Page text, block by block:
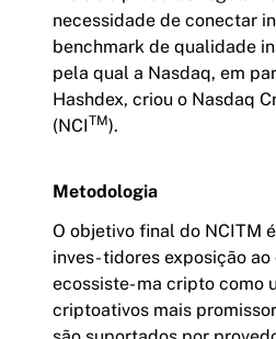
META11 Metaverso
GBTC11 Gold & Bitcoin
FUNDOS PASSIVOS
Hashdex 40 NCI
Hashdex 100 NCI
Hashdex DeFi FIM
necessidade de conectar
benchmark de qualidade
pela qual a Nasdaq, em
Hashdex, criou o Nasdaq
(NCITM).
Metodologia
O objetivo final do NCITM
inves- tidores exposição
ecossiste- ma cripto como
criptoativos mais